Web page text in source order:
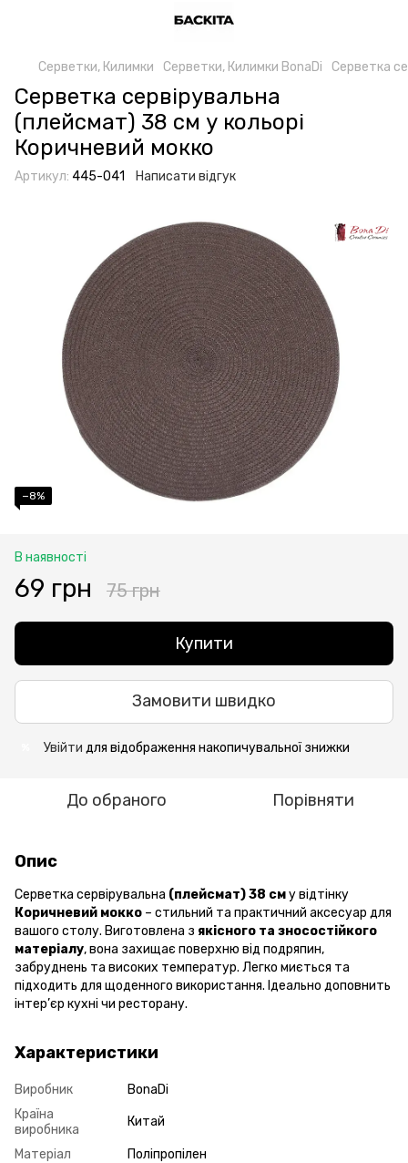
Серветки, Килимки Серветки, Килимки BonaDi Серветка
Серветка сервірувальна
(плейсмат) 38 см у кольорі
Коричневий мокко
Артикул: 445-041 Написати відгук
−8%
В наявності
69 грн 75 грн
Купити
Замовити швидко
Увійти для відображення накопичувальної знижки
До обраного Порівняти
Опис
Серветка сервірувальна (плейсмат) 38 сму відтінку
Коричневий мокко – стильний та практичний аксесуар для
вашого столу. Виготовлена з якісного та зносостійкого
матеріалу, вона захищає поверхню від подряпин,
забруднень та високих температур. Легко миється та
підходить для щоденного використання. Ідеально доповнить
інтер’єр кухні чи ресторану.
Характеристики
Виробник
BonaDi
Країна
виробника
Китай
Матеріал Поліпропілен